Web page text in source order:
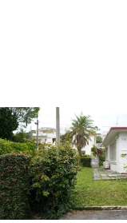
プライバシーポリシー